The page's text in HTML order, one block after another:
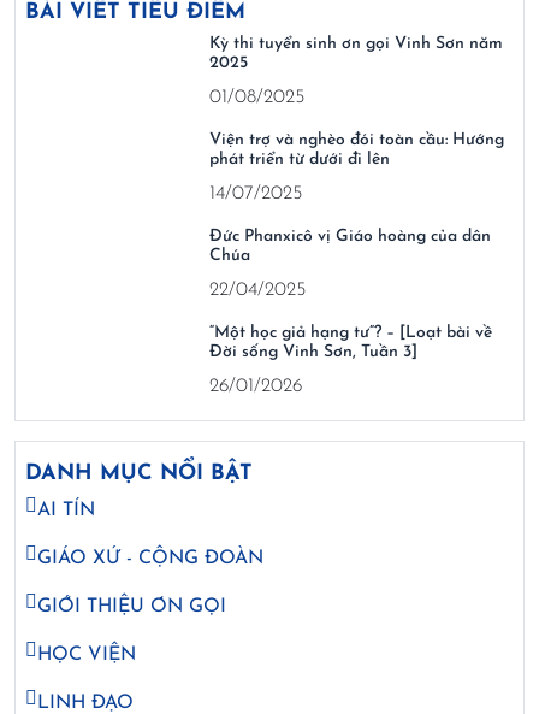
BÀI VIẾT TIÊU ĐIỂM
Kỳ thi tuyển sinh ơn gọi Vinh Sơn năm
2025
01/08/2025
Viện trợ và nghèo đói toàn cầu: Hướng
phát triển từ dưới đi lên
14/07/2025
Đức Phanxicô vị Giáo hoàng của dân
Chúa
22/04/2025
“Một học giả hạng tư”? – [Loạt bài về
Đời sống Vinh Sơn, Tuần 3]
26/01/2026
DANH MỤC NỔI BẬT
AI TÍN
GIÁO XỨ - CỘNG ĐOÀN
GIỚI THIỆU ƠN GỌI
HỌC VIỆN
LINH ĐẠO